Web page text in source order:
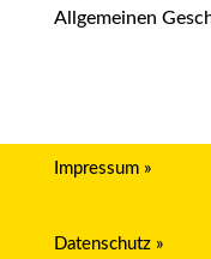
Allgemeinen
Impressum »
Datenschutz »